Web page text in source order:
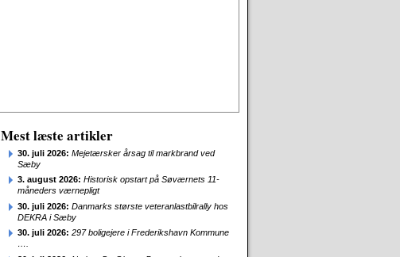
Mest læste artikler
30. juli 2026: Mejetærsker årsag til markbrand ved
Sæby
3. august 2026: Historisk opstart på Søværnets 11-
måneders værnepligt
30. juli 2026: Danmarks største veteranlastbilrally hos
DEKRA i Sæby
30. juli 2026: 297 boligejere i Frederikshavn Kommune
….